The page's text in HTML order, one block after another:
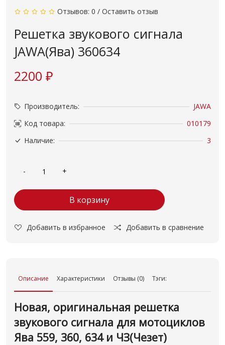
Отзывов: 0 / Оставить отзыв
Решетка звукового сигнала
JAWA(Ява) 360634
2200 ₽
Производитель:
JAWA
Код товара:
010179
Наличие:
3
В корзину
Добавить в избранное Добавить в сравнение
Описание Характеристики Отзывы (0) Тэги:
Новая, оригинальная решетка
звукового сигнала для мотоциклов
Ява 559, 360, 634 и ЧЗ(Чезет)